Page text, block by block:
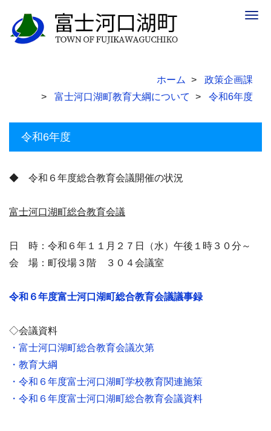
ホーム
政策企画課
富士河口湖町教育大綱について
令和6年度
令和6年度
◆ 令和６年度総合教育会議開催の状況
富士河口湖町総合教育会議
日 時：令和６年１１月２７日（水）午後１時３０分～
会 場：町役場３階 ３０４会議室
令和６年度富士河口湖町総合教育会議議事録
◇会議資料
・富士河口湖町総合教育会議次第
・教育大綱
・令和６年度富士河口湖町学校教育関連施策
・令和６年度富士河口湖町総合教育会議資料